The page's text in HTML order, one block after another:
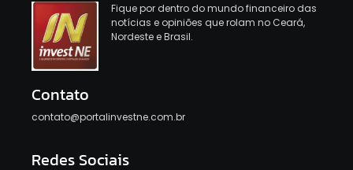
Fique por dentro do mundo financeiro das
notícias e opiniões que rolam no Ceará,
Nordeste e Brasil.
Contato
contato@portalinvestne.com.br
Redes Sociais